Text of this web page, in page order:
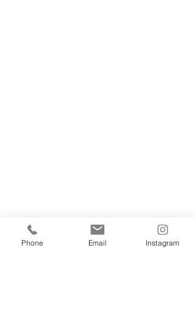
Phone Email Instagram